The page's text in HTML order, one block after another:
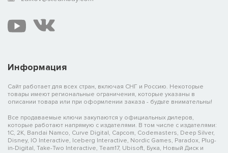
Информация
Сайт работает для всех стран, включая СНГ и Россию. Некоторые
товары имеют региональные ограничения, которые указаны в
описании товара или при оформлении заказа - будьте внимательны!
Все продаваемые ключи закупаются у официальных дилеров,
которые работают напрямую с издателями. В том числе с издателями:
1C, 2K, Bandai Namco, Curve Digital, Capcom, Codemasters, Deep Silver,
Disney, IO Interactive, Iceberg Interactive, Nordic Games, Paradox, Plug-
in-Digital, Take-Two Interactive, Team17, Ubisoft, Бука, Новый Диск и